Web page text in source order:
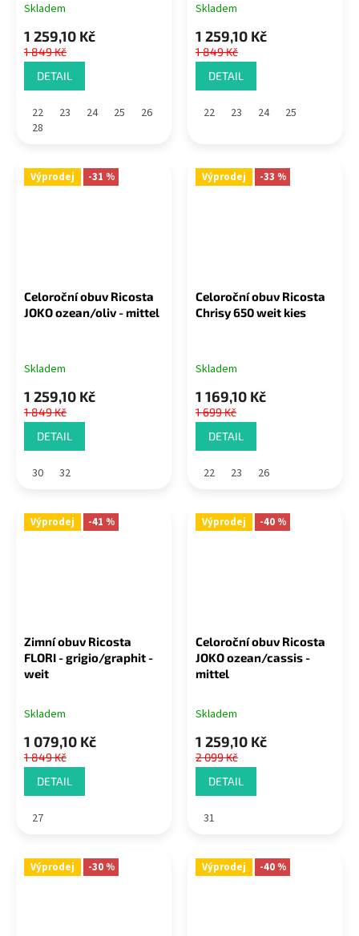
Skladem
1 259,10 Kč
1 849 Kč
DETAIL
22 23 24 25
26
28
Skladem
1 259,10 Kč
1 849 Kč
DETAIL
22 23 24 25
Výprodej -31 %
Celoroční obuv Ricosta
JOKO ozean/oliv - mittel
Skladem
1 259,10 Kč
1 849 Kč
DETAIL
30 32
Výprodej -33 %
Celoroční obuv Ricosta
Chrisy 650 weit kies
Skladem
1 169,10 Kč
1 699 Kč
DETAIL
22 23 26
Výprodej -41 %
Zimní obuv Ricosta
FLORI - grigio/graphit -
weit
Skladem
1 079,10 Kč
1 849 Kč
DETAIL
27
Výprodej -40 %
Celoroční obuv Ricosta
JOKO ozean/cassis -
mittel
Skladem
1 259,10 Kč
2 099 Kč
DETAIL
31
Výprodej -30 % Výprodej -40 %